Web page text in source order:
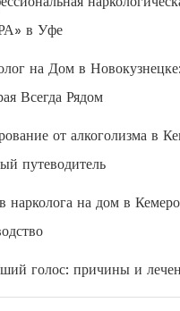
в Уфе
на Дом в
Всегда Рядом
от алкоголизма в
путеводитель
нарколога на дом в
голос: причины и